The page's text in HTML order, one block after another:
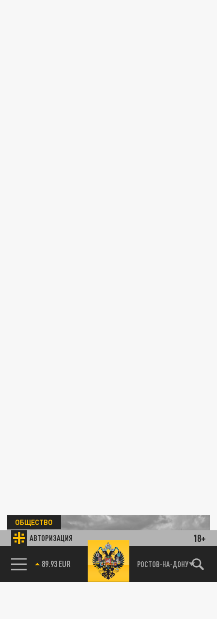
АВТОРИЗАЦИЯ 18+
85.64 BRENT РОСТОВ-НА-ДОНУ
Рабочие уложили новый асфальт на новой
ОБЩЕСТВО